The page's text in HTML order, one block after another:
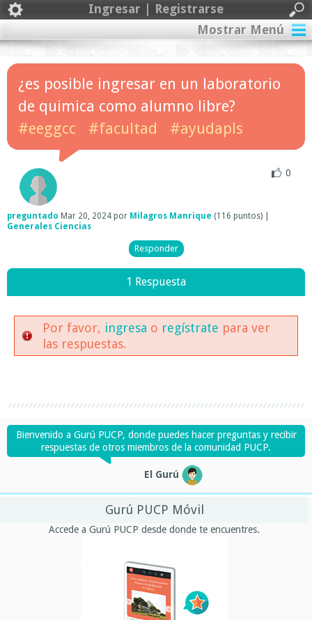
Ingresar | Registrarse
Mostrar Menú
¿es posible ingresar en un laboratorio
de quimica como alumno libre?
#eeggcc
#facultad #ayudapls
0
preguntado Mar 20, 2024 por Milagros Manrique (116 puntos)
Generales Ciencias
1 Respuesta
Por favor, ingresa o regístrate para ver
las respuestas.
Bienvenido a Gurú PUCP, donde puedes hacer preguntas y recibir
respuestas de otros miembros de la comunidad PUCP.
El Gurú
Gurú PUCP Móvil
Accede a Gurú PUCP desde donde te encuentres.